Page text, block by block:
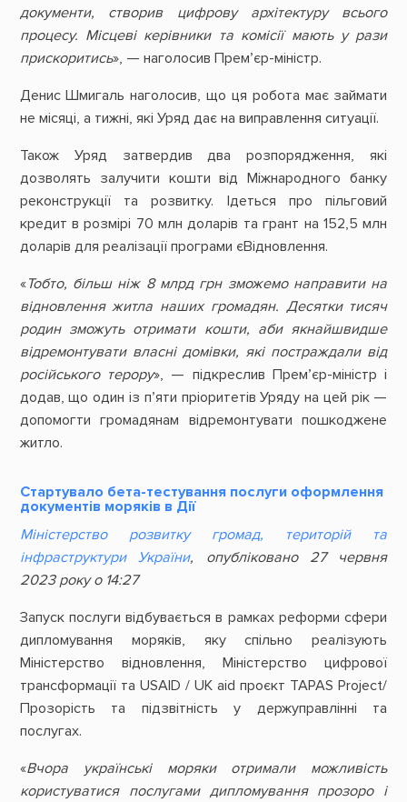
документи, створив цифрову архітектуру всього
процесу. Місцеві керівники та комісії мають у рази
прискоритись», — наголосив Прем’єр-міністр.
Денис Шмигаль наголосив, що ця робота має займати
не місяці, а тижні, які Уряд дає на виправлення ситуації.
Також Уряд затвердив два розпорядження, які
дозволять залучити кошти від Міжнародного банку
реконструкції та розвитку. Ідеться про пільговий
кредит в розмірі 70 млн доларів та грант на 152,5 млн
доларів для реалізації програми єВідновлення.
«Тобто, більш ніж 8 млрд грн зможемо направити на
відновлення житла наших громадян. Десятки тисяч
родин зможуть отримати кошти, аби якнайшвидше
відремонтувати власні домівки, які постраждали від
російського терору», — підкреслив Прем’єр-міністр і
додав, що один із п’яти пріоритетів Уряду на цей рік —
допомогти громадянам відремонтувати пошкоджене
житло.
Стартувало бета-тестування послуги оформлення
документів моряків в Дії
Міністерство розвитку громад, територій та
інфраструктури України, опубліковано 27 червня
2023 року о 14:27
Запуск послуги відбувається в рамках реформи сфери
дипломування моряків, яку спільно реалізують
Міністерство відновлення, Міністерство цифрової
трансформації та USAID / UK aid проєкт TAPAS Project/
Прозорість та підзвітність у держуправлінні та
послугах.
«Вчора українські моряки отримали можливість
користуватися послугами дипломування прозоро і